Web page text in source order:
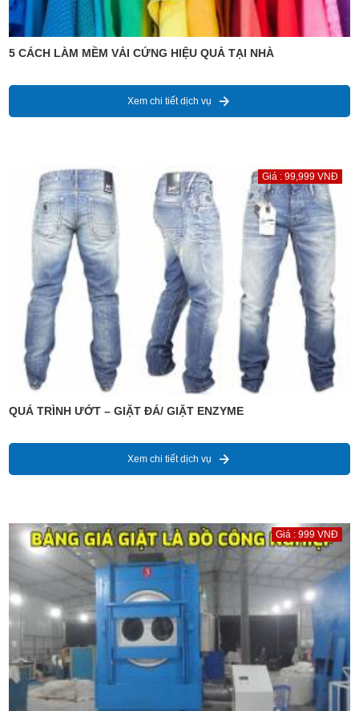
5 CÁCH LÀM MỀM VẢI CỨNG HIỆU QUẢ TẠI NHÀ
Xem chi tiết dịch vụ
Giá : 99,999 VNĐ
QUÁ TRÌNH ƯỚT – GIẶT ĐÁ/ GIẶT ENZYME
Xem chi tiết dịch vụ
Giá : 999 VNĐ